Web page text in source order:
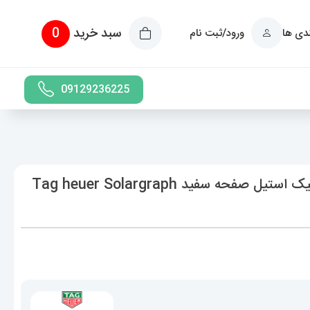
ها ورود/ثبت نام سبد خرید 0
09129236225
ساعت تگ هویر مردانه سولارگراف اتوماتیک استیل صفحه سفید Tag heuer Solargraph